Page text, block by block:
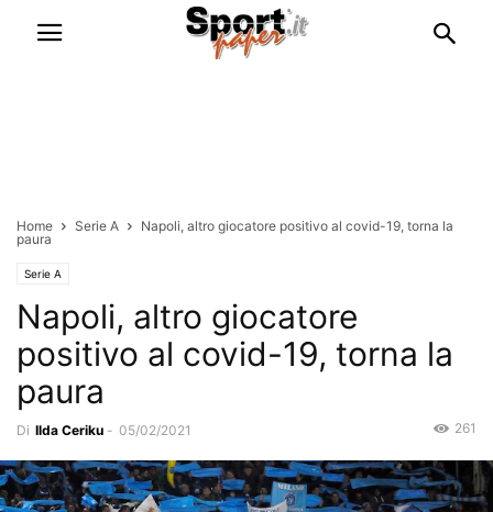
Home Serie A
Napoli, altro giocatore positivo al covid-19, torna la
paura
Serie A
Napoli, altro giocatore
positivo al covid-19, torna la
paura
Di Ilda Ceriku - 05/02/2021 261